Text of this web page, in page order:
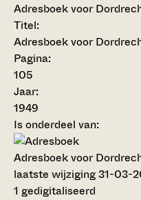
Adresboek voor
Titel:
Adresboek voor
Pagina:
105
Jaar:
1949
Is onderdeel van:
Adresboek voor
laatste wijziging 31-03-
1 gedigitaliseerd